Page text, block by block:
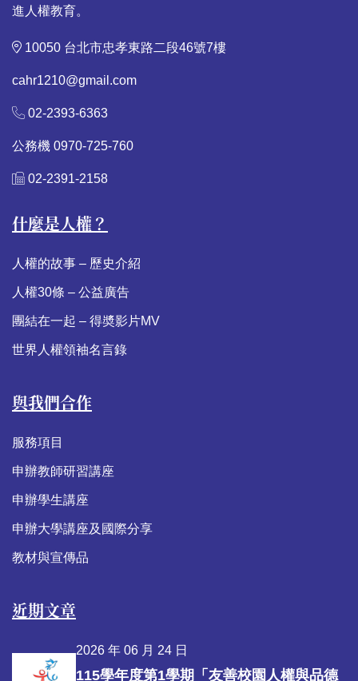
進人權教育。
10050 台北市忠孝東路二段46號7樓
cahr1210@gmail.com
02-2393-6363
公務機 0970-725-760
02-2391-2158
什麼是人權？
人權的故事 – 歷史介紹
人權30條 – 公益廣告
團結在一起 – 得奬影片MV
世界人權領袖名言錄
與我們合作
服務項目
申辦教師研習講座
申辦學生講座
申辦大學講座及國際分享
教材與宣傳品
近期文章
2026 年 06 月 24 日
115學年度第1學期「友善校園人權與品德